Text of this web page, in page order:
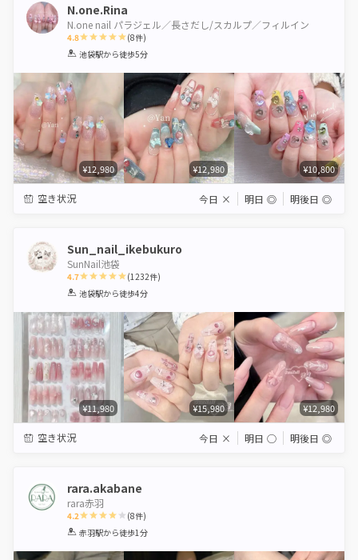
N.one.Rina
N.one nail パラジェル／長さだし/スカルプ／フィルイン
4.8
1 2 3 4 5
(8件)
池袋駅から徒歩5分
¥12,980 ¥12,980 ¥10,800
空き状況 今日 × 明日 ◎ 明後日 ◎
Sun_nail_ikebukuro
SunNail池袋
4.7
1 2 3 4 5
(1232件)
池袋駅から徒歩4分
¥11,980 ¥15,980 ¥12,980
空き状況 今日 × 明日 ◯ 明後日 ◎
rara.akabane
rara赤羽
4.2
1 2 3 4 5
(8件)
赤羽駅から徒歩1分